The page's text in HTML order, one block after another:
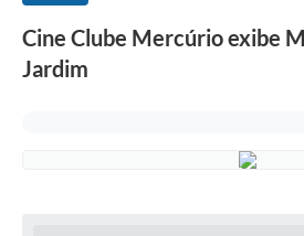
Queimada é crime! Denuncie!
Medicamentos disponíveis na Farmácia
Cine Clube Mercúrio exibe
Jardim